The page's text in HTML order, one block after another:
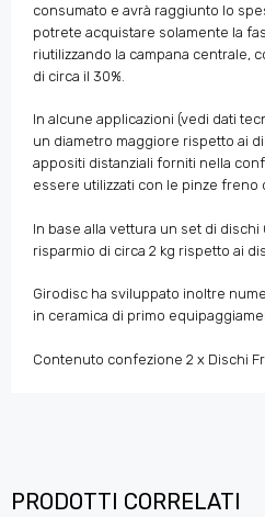
consumato e avrà raggiunto lo
potrete acquistare solamente la
riutilizzando la campana centrale,
di circa il 30%.
In alcune applicazioni (vedi dati
un diametro maggiore rispetto ai
appositi distanziali forniti nella
essere utilizzati con le pinze freno
In base alla vettura un set di
risparmio di circa 2 kg rispetto ai
Girodisc ha sviluppato inoltre
in ceramica di primo
Contenuto confezione 2 x Dischi
PRODOTTI CORRELATI